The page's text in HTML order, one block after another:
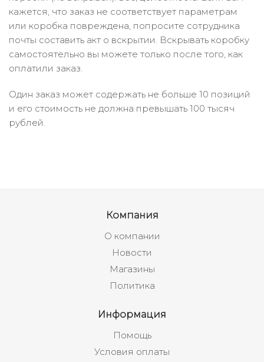
кажется, что заказ не соответствует параметрам
или коробка повреждена, попросите сотрудника
почты составить акт о вскрытии. Вскрывать коробку
самостоятельно вы можете только после того, как
оплатили заказ.
Один заказ может содержать не больше 10 позиций
и его стоимость не должна превышать 100 тысяч
рублей.
Компания
О компании
Новости
Магазины
Политика
Информация
Помощь
Условия оплаты